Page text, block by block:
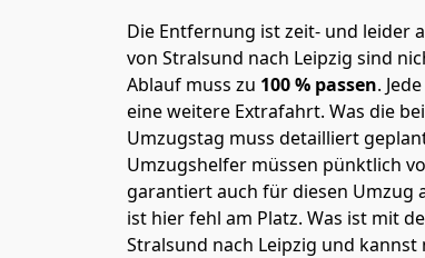
Die Entfernung ist zeit- und leider
von Stralsund nach Leipzig sind
Ablauf muss zu 100 % passen.
eine weitere Extrafahrt. Was die
Umzugstag muss detailliert
Umzugshelfer müssen pünktlich
garantiert auch für diesen Umzug
ist hier fehl am Platz. Was ist mit
Stralsund nach Leipzig und